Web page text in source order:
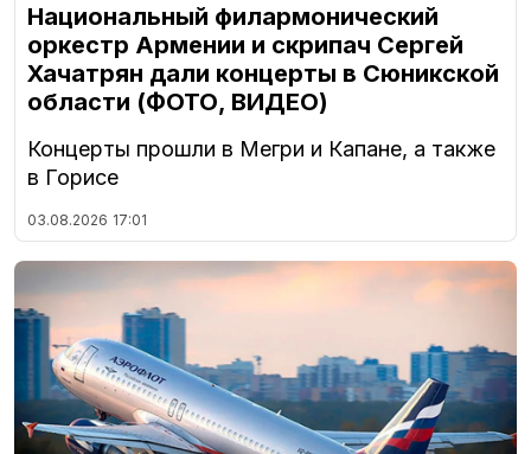
Национальный филармонический
оркестр Армении и скрипач Сергей
Хачатрян дали концерты в Сюникской
области (ФОТО, ВИДЕО)
Концерты прошли в Мегри и Капане, а также
в Горисе
03.08.2026 17:01